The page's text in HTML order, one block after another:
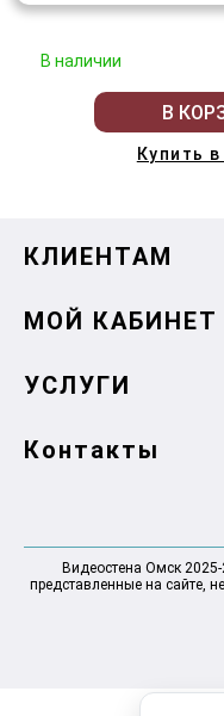
В наличии
В
Купить
КЛИЕНТАМ
МОЙ КАБИНЕТ
УСЛУГИ
Контакты
Видеостена Омск
представленные на сайте,